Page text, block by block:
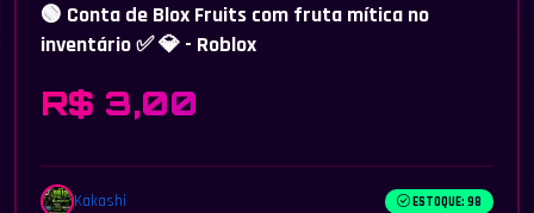
🟢 Conta de Blox Fruits com fruta mítica no
inventário ✅ 💎 - Roblox
R$ 3,00
Kakashi ESTOQUE: 98